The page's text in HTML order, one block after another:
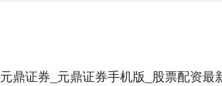
元鼎证券_元鼎证券手机版_股票配资最